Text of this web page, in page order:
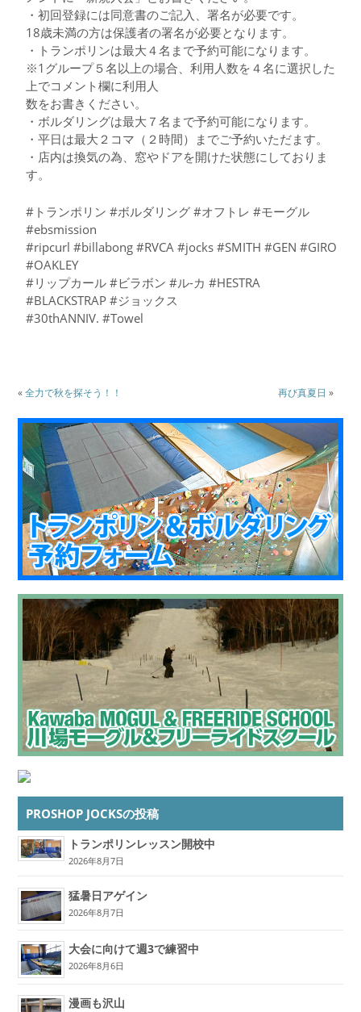
・初回登録には同意書のご記入、署名が必要です。
18歳未満の方は保護者の署名が必要となります。
・トランポリンは最大４名まで予約可能になります。
※1グループ５名以上の場合、利用人数を４名に選択した
上でコメント欄に利用人
数をお書きください。
・ボルダリングは最大７名まで予約可能になります。
・平日は最大２コマ（２時間）までご予約いただます。
・店内は換気の為、窓やドアを開けた状態にしておりま
す。
#トランポリン #ボルダリング #オフトレ #モーグル
#ebsmission
#ripcurl #billabong #RVCA #jocks #SMITH #GEN #GIRO
#OAKLEY
#リップカール #ビラボン #ル-カ #HESTRA
#BLACKSTRAP #ジョックス
#30thANNIV. #Towel
«全力で秋を探そう！！ 再び真夏日 »
PROSHOP JOCKSの投稿
トランポリンレッスン開校中
2026年8月7日
猛暑日アゲイン
2026年8月7日
大会に向けて週3で練習中
2026年8月6日
漫画も沢山